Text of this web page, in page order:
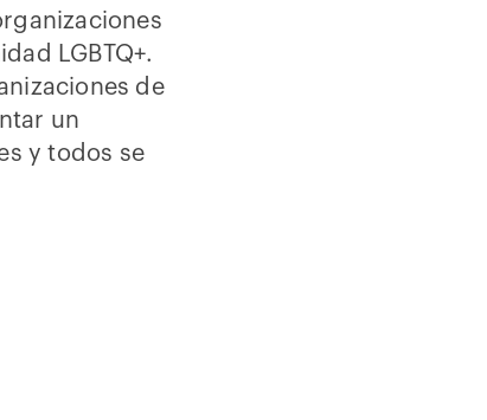
LGBTQ+.
de
un
y todos se